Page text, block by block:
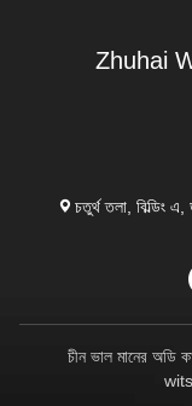
Zhuhai
চতুর্থ তলা, বিল্ডিং এ,
চীন ভাল মানের অডি